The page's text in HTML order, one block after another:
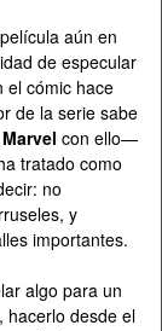
aún en
de especular
el cómic hace
de la serie sabe
Marvel con ello—
tratado como
no
y
importantes.
algo para un
hacerlo desde el